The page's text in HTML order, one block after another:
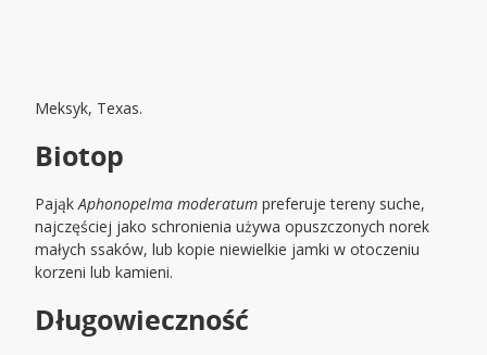
Meksyk, Texas.
Biotop
PająkAphonopelma moderatum preferuje tereny suche,
najczęściej jako schronienia używa opuszczonych norek
małych ssaków, lub kopie niewielkie jamki w otoczeniu
korzeni lub kamieni.
Długowieczność